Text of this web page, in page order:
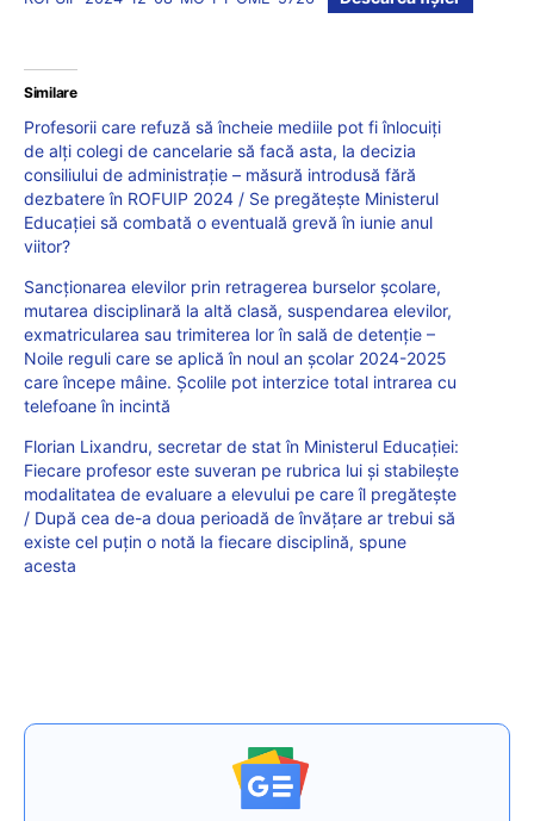
Similare
Profesorii care refuză să încheie mediile pot fi înlocuiți
de alți colegi de cancelarie să facă asta, la decizia
consiliului de administrație – măsură introdusă fără
dezbatere în ROFUIP 2024 / Se pregătește Ministerul
Educației să combată o eventuală grevă în iunie anul
viitor?
Sancționarea elevilor prin retragerea burselor școlare,
mutarea disciplinară la altă clasă, suspendarea elevilor,
exmatricularea sau trimiterea lor în sală de detenție –
Noile reguli care se aplică în noul an școlar 2024-2025
care începe mâine. Școlile pot interzice total intrarea cu
telefoane în incintă
Florian Lixandru, secretar de stat în Ministerul Educației:
Fiecare profesor este suveran pe rubrica lui și stabilește
modalitatea de evaluare a elevului pe care îl pregătește
/ După cea de-a doua perioadă de învățare ar trebui să
existe cel puțin o notă la fiecare disciplină, spune
acesta